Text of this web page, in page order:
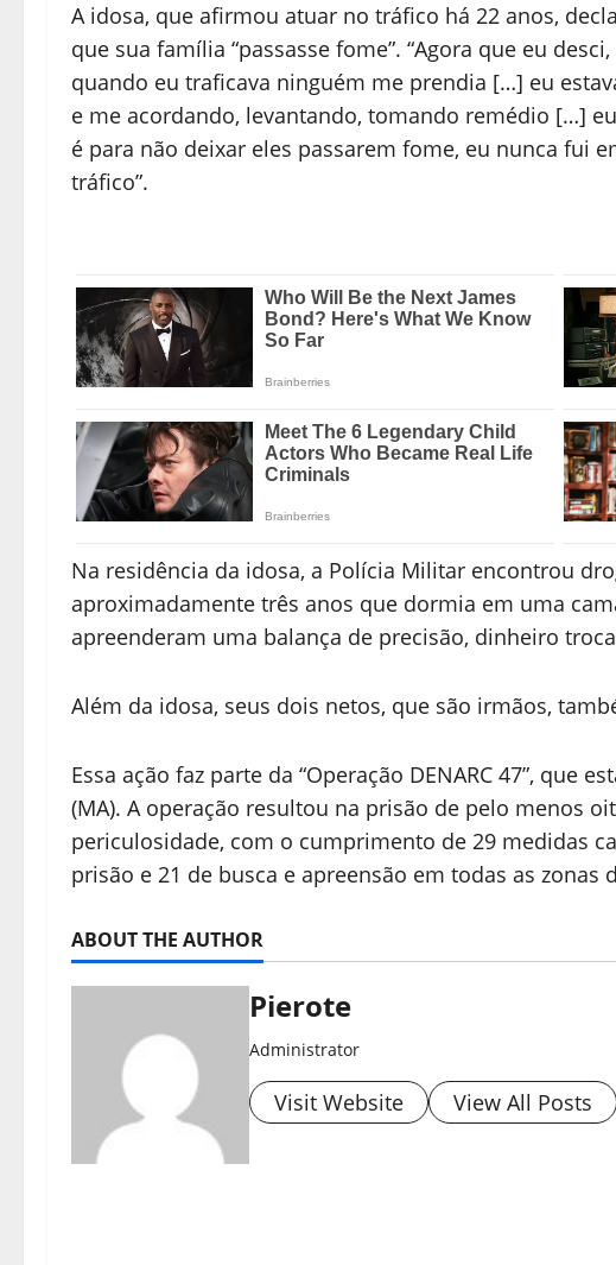
A idosa, que afirmou atuar no tráfico há 22 anos,
que sua família “passasse fome”. “Agora que eu
quando eu traficava ninguém me prendia […] eu
e me acordando, levantando, tomando remédio […]
é para não deixar eles passarem fome, eu nunca fui
tráfico”.
Na residência da idosa, a Polícia Militar encontrou
aproximadamente três anos que dormia em uma
apreenderam uma balança de precisão, dinheiro
Além da idosa, seus dois netos, que são irmãos,
Essa ação faz parte da “Operação DENARC 47”, que
(MA). A operação resultou na prisão de pelo menos
periculosidade, com o cumprimento de 29 medidas
prisão e 21 de busca e apreensão em todas as zonas
ABOUT THE AUTHOR
Pierote
Administrator
Visit Website View All Posts